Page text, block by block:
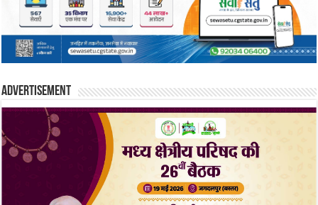
Advertisement